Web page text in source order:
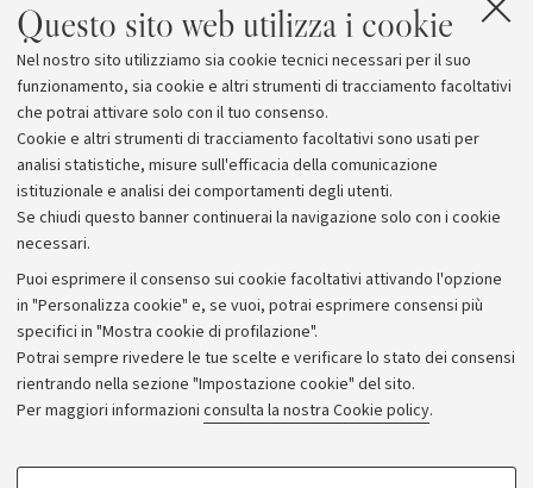
Questo sito web utilizza i cookie
Nel nostro sito utilizziamo sia cookie tecnici necessari per il suo
funzionamento, sia cookie e altri strumenti di tracciamento facoltativi
che potrai attivare solo con il tuo consenso.
Cookie e altri strumenti di tracciamento facoltativi sono usati per
analisi statistiche, misure sull'efficacia della comunicazione
istituzionale e analisi dei comportamenti degli utenti.
Se chiudi questo banner continuerai la navigazione solo con i cookie
necessari.
Puoi esprimere il consenso sui cookie facoltativi attivando l'opzione
in "Personalizza cookie" e, se vuoi, potrai esprimere consensi più
specifici in "Mostra cookie di profilazione".
Potrai sempre rivedere le tue scelte e verificare lo stato dei consensi
rientrando nella sezione "Impostazione cookie" del sito.
Per maggiori informazioni consulta la nostra Cookie policy.
COOKIE DI PROFILAZIONE - FACOLTATIVI
Ngonidzashe Muzvidziwa, Pro vice Chancellor
dell'Università dello Zimbabwe; prof.Henry Muzale
Direttore del Centro di Formazione continua dell'
Università di Dar es Salaam (Tanzania
Archivio
Comunicati stampa
Redazione
Rassegna stampa